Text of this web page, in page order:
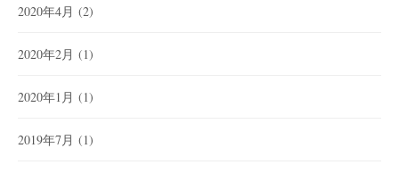
2020年4月 (2)
2020年2月 (1)
2020年1月 (1)
2019年7月 (1)